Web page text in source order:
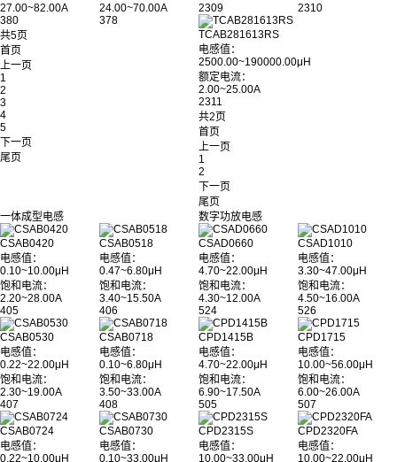
27.00~82.00A
380
24.00~70.00A
378
共5页
首页
上一页
1
2
3
4
5
下一页
尾页
2309
2310
TCAB281613RS
电感值：
2500.00~190000.00μH
额定电流：
2.00~25.00A
2311
共2页
首页
上一页
1
2
下一页
尾页
一体成型电感
CSAB0420
电感值：
0.10~10.00μH
饱和电流：
2.20~28.00A
405
CSAB0518
电感值：
0.47~6.80μH
饱和电流：
3.40~15.50A
406
CSAB0530
电感值：
0.22~22.00μH
饱和电流：
2.30~19.00A
407
CSAB0718
电感值：
0.10~6.80μH
饱和电流：
3.50~33.00A
408
CSAB0724
电感值：
0.22~10.00μH
CSAB0730
电感值：
0.10~33.00μH
数字功放电感
CSAD0660
电感值：
4.70~22.00μH
饱和电流：
4.30~12.00A
524
CSAD1010
电感值：
3.30~47.00μH
饱和电流：
4.50~16.00A
526
CPD1415B
电感值：
4.70~22.00μH
饱和电流：
6.90~17.50A
505
CPD1715
电感值：
10.00~56.00μH
饱和电流：
6.00~26.00A
507
CPD2315S
电感值：
10.00~33.00μH
CPD2320FA
电感值：
10.00~22.00μH